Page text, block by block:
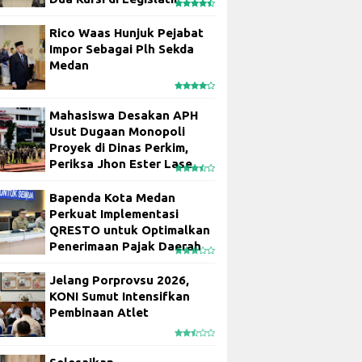
Rico Waas Hunjuk Pejabat
Impor Sebagai Plh Sekda
Medan
Mahasiswa Desakan APH
Usut Dugaan Monopoli
Proyek di Dinas Perkim,
Periksa Jhon Ester Lase
Bapenda Kota Medan
Perkuat Implementasi
QRESTO untuk Optimalkan
Penerimaan Pajak Daerah
Jelang Porprovsu 2026,
KONI Sumut Intensifkan
Pembinaan Atlet